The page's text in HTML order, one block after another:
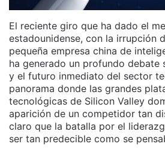
El reciente giro que ha dado el
estadounidense, con la irrupción
pequeña empresa china de
ha generado un profundo debate
y el futuro inmediato del sector
panorama donde las grandes
tecnológicas de Silicon Valley
aparición de un competidor tan
claro que la batalla por el
ser tan predecible como se